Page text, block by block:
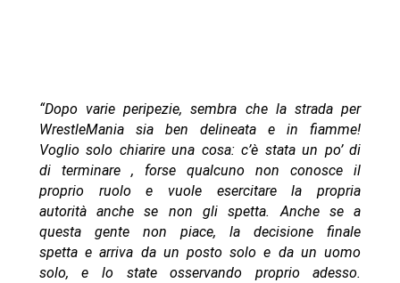
“Dopo varie peripezie, sembra che la strada per
WrestleMania sia ben delineata e in fiamme!
Voglio solo chiarire una cosa: c’è stata un po’ di
di terminare , forse qualcuno non conosce il
proprio ruolo e vuole esercitare la propria
autorità anche se non gli spetta. Anche se a
questa gente non piace, la decisione finale
spetta e arriva da un posto solo e da un uomo
solo, e lo state osservando proprio adesso.